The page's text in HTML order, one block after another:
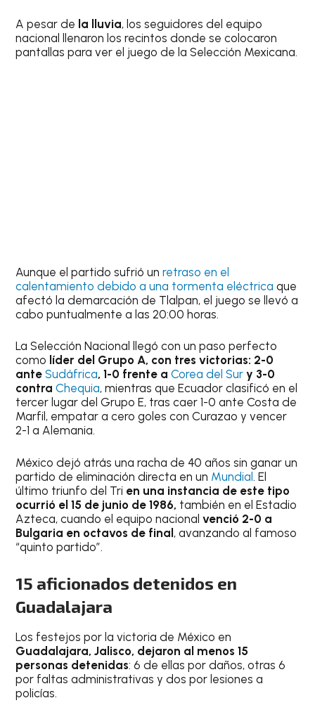
A pesar de la lluvia, los seguidores del equipo
nacional llenaron los recintos donde se colocaron
pantallas para ver el juego de la Selección Mexicana.
Aunque el partido sufrió unretraso en el
calentamiento debido a una tormenta eléctricaque
afectó la demarcación de Tlalpan, el juego se llevó a
cabo puntualmente a las 20:00 horas.
La Selección Nacional llegó con un paso perfecto
como líder del Grupo A, con tres victorias: 2-0
anteSudáfrica, 1-0 frente aCorea del Sur y 3-0
contraChequia, mientras que Ecuador clasificó en el
tercer lugar del Grupo E, tras caer 1-0 ante Costa de
Marfil, empatar a cero goles con Curazao y vencer
2-1 a Alemania.
México dejó atrás una racha de 40 años sin ganar un
partido de eliminación directa en un Mundial. El
último triunfo del Tri en una instancia de este tipo
ocurrió el 15 de junio de 1986, también en el Estadio
Azteca, cuando el equipo nacionalvenció 2-0 a
Bulgaria en octavos de final, avanzando al famoso
“quinto partido”.
15 aficionados detenidos en
Guadalajara
Los festejos por la victoria de México en
Guadalajara, Jalisco, dejaron al menos 15
personas detenidas: 6 de ellas por daños, otras 6
por faltas administrativas y dos por lesiones a
policías.